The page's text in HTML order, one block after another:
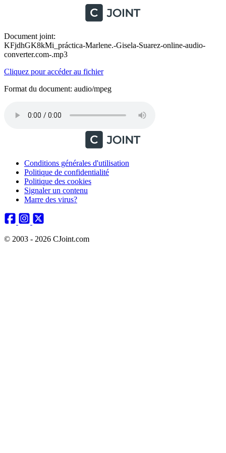
Document joint:
KFjdhGK8kMi_práctica-Marlene.-Gisela-Suarez-online-audio-
converter.com-.mp3
Cliquez pour accéder au fichier
Format du document: audio/mpeg
Conditions générales d'utilisation
Politique de confidentialité
Politique des cookies
Signaler un contenu
Marre des virus?
© 2003 - 2026 CJoint.com